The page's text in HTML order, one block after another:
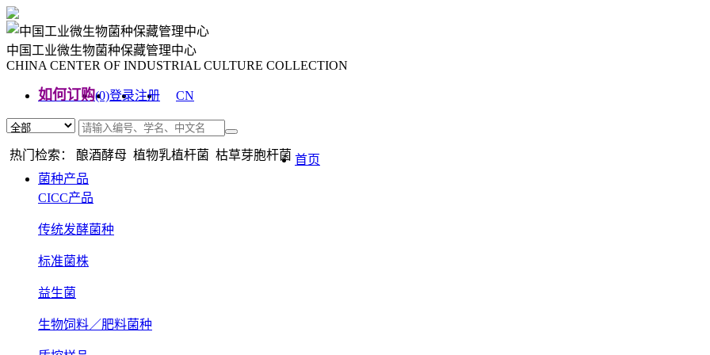
中国工业微生物菌种保藏管理中心
CHINA CENTER OF INDUSTRIAL CULTURE COLLECTION
如何订购(0)登录注册
CN
热门检索： 酿酒酵母 植物乳植杆菌 枯草芽胞杆菌 首页
菌种产品
CICC产品
传统发酵菌种
标准菌株
益生菌
生物饲料／肥料菌种